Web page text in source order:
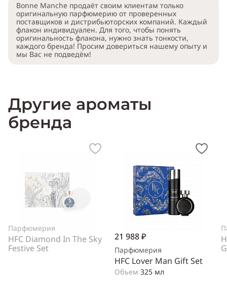
Bonne Manche продаёт своим клиентам только
оригинальную парфюмерию от проверенных
поставщиков и дистрибьюторских компаний. Каждый
флакон индивидуален. Для того, чтобы понять
оригинальность флакона, нужно знать тонкости,
каждого бренда! Просим довериться нашему опыту и
мы Вас не подведём!
Другие ароматы
бренда
Парфюмерия
HFC Diamond In The Sky
Festive Set
21 988 ₽
Парфюмерия
HFC Lover Man Gift Set
Объем 325 мл